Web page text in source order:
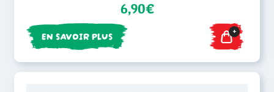
6,90€
EN SAVOIR PLUS +